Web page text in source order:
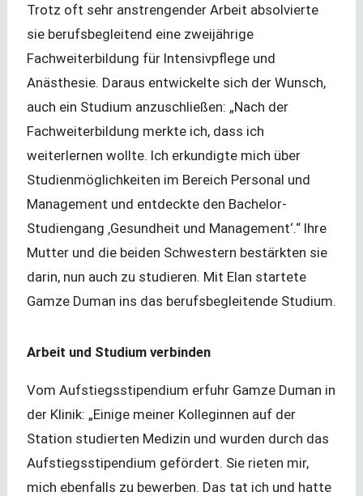
Trotz oft sehr anstrengender Arbeit absolvierte
sie berufsbegleitend eine zweijährige
Fachweiterbildung für Intensivpflege und
Anästhesie. Daraus entwickelte sich der Wunsch,
auch ein Studium anzuschließen: „Nach der
Fachweiterbildung merkte ich, dass ich
weiterlernen wollte. Ich erkundigte mich über
Studienmöglichkeiten im Bereich Personal und
Management und entdeckte den Bachelor-
Studiengang ‚Gesundheit und Management‘.“ Ihre
Mutter und die beiden Schwestern bestärkten sie
darin, nun auch zu studieren. Mit Elan startete
Gamze Duman ins das berufsbegleitende Studium.
Arbeit und Studium verbinden
Vom Aufstiegsstipendium erfuhr Gamze Duman in
der Klinik: „Einige meiner Kolleginnen auf der
Station studierten Medizin und wurden durch das
Aufstiegsstipendium gefördert. Sie rieten mir,
mich ebenfalls zu bewerben. Das tat ich und hatte